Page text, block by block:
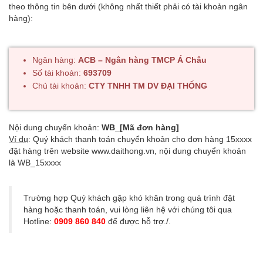
theo thông tin bên dưới (không nhất thiết phải có tài khoản ngân
hàng):
Ngân hàng: ACB – Ngân hàng TMCP Á Châu
Số tài khoản: 693709
Chủ tài khoản: CTY TNHH TM DV ĐẠI THỐNG
Nội dung chuyển khoản: WB_[Mã đơn hàng]
Ví dụ: Quý khách thanh toán chuyển khoản cho đơn hàng 15xxxx
đặt hàng trên website www.daithong.vn, nội dung chuyển khoản
là WB_15xxxx
Trường hợp Quý khách gặp khó khăn trong quá trình đặt
hàng hoặc thanh toán, vui lòng liên hệ với chúng tôi qua
Hotline: 0909 860 840 để được hỗ trợ./.